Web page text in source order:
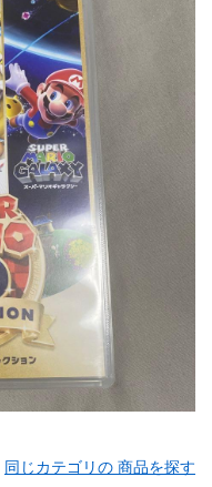
同じカテゴリの 商品を探す